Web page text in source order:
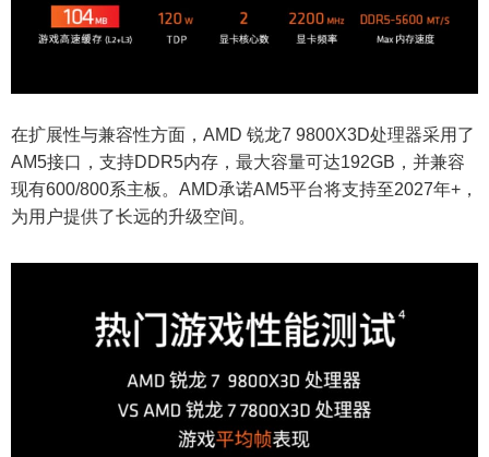
在扩展性与兼容性方面，AMD 锐龙7 9800X3D处理器采用了
AM5接口，支持DDR5内存，最大容量可达192GB，并兼容
现有600/800系主板。AMD承诺AM5平台将支持至2027年+，
为用户提供了长远的升级空间。